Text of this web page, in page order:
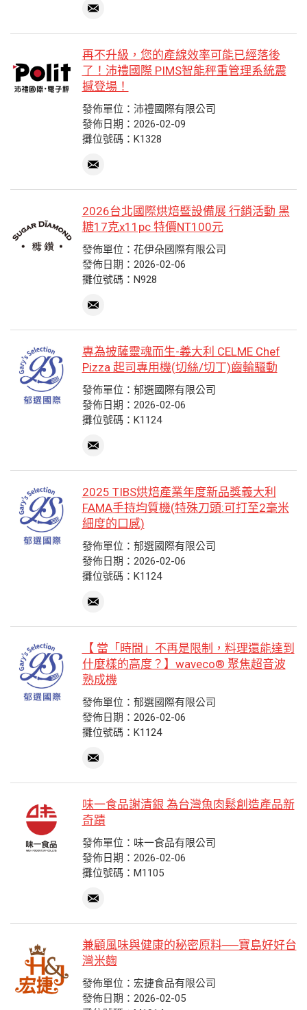
再不升級，您的產線效率可能已經落後
了！沛禮國際 PIMS智能秤重管理系統震
撼登場！
發佈單位：沛禮國際有限公司
發佈日期：2026-02-09
攤位號碼：K1328
2026台北國際烘焙暨設備展 行銷活動 黑
糖17克x11pc 特價NT100元
發佈單位：花伊朵國際有限公司
發佈日期：2026-02-06
攤位號碼：N928
專為披薩靈魂而生-義大利 CELME Chef
Pizza 起司專用機(切絲/切丁)齒輪驅動
發佈單位：郁選國際有限公司
發佈日期：2026-02-06
攤位號碼：K1124
2025 TIBS烘焙產業年度新品獎義大利
FAMA手持均質機(特殊刀頭:可打至2毫米
細度的口感)
發佈單位：郁選國際有限公司
發佈日期：2026-02-06
攤位號碼：K1124
【 當「時間」不再是限制，料理還能達到
什麼樣的高度？】waveco® 聚焦超音波
熟成機
發佈單位：郁選國際有限公司
發佈日期：2026-02-06
攤位號碼：K1124
味一食品謝清銀 為台灣魚肉鬆創造產品新
奇蹟
發佈單位：味一食品有限公司
發佈日期：2026-02-06
攤位號碼：M1105
兼顧風味與健康的秘密原料──寶島好好台
灣米麴
發佈單位：宏捷食品有限公司
發佈日期：2026-02-05